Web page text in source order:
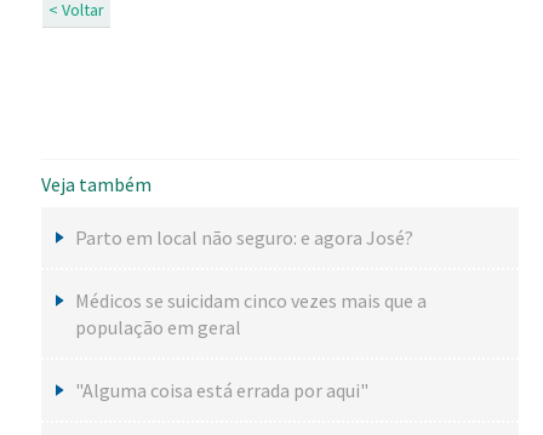
< Voltar
Veja também
Parto em local não seguro: e agora José?
Médicos se suicidam cinco vezes mais que a
população em geral
"Alguma coisa está errada por aqui"